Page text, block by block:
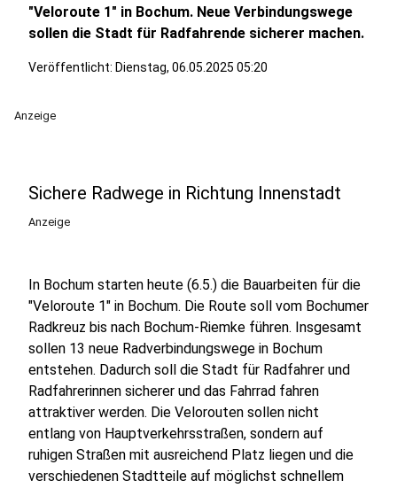
"Veloroute 1" in Bochum. Neue Verbindungswege
sollen die Stadt für Radfahrende sicherer machen.
Veröffentlicht: Dienstag, 06.05.2025 05:20
Anzeige
Sichere Radwege in Richtung Innenstadt
Anzeige
In Bochum starten heute (6.5.) die Bauarbeiten für die
"Veloroute 1" in Bochum. Die Route soll vom Bochumer
Radkreuz bis nach Bochum-Riemke führen. Insgesamt
sollen 13 neue Radverbindungswege in Bochum
entstehen. Dadurch soll die Stadt für Radfahrer und
Radfahrerinnen sicherer und das Fahrrad fahren
attraktiver werden. Die Velorouten sollen nicht
entlang von Hauptverkehrsstraßen, sondern auf
ruhigen Straßen mit ausreichend Platz liegen und die
verschiedenen Stadtteile auf möglichst schnellem